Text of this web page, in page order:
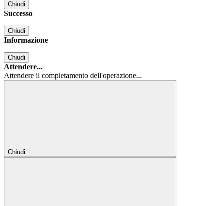
Chiudi
Successo
Chiudi
Informazione
Chiudi
Attendere...
Attendere il completamento dell'operazione...
Chiudi